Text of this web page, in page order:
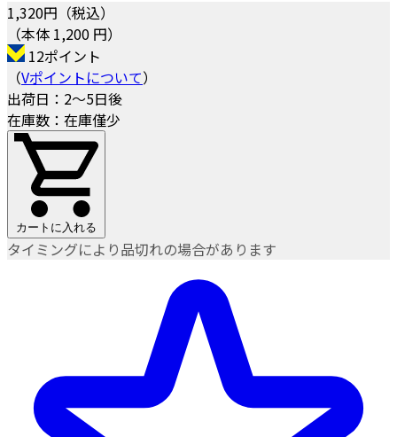
1,320円（税込）
（本体 1,200 円）
12ポイント
（Vポイントについて）
出荷日：2～5日後
在庫数：在庫僅少
カートに入れる
タイミングにより品切れの場合があります